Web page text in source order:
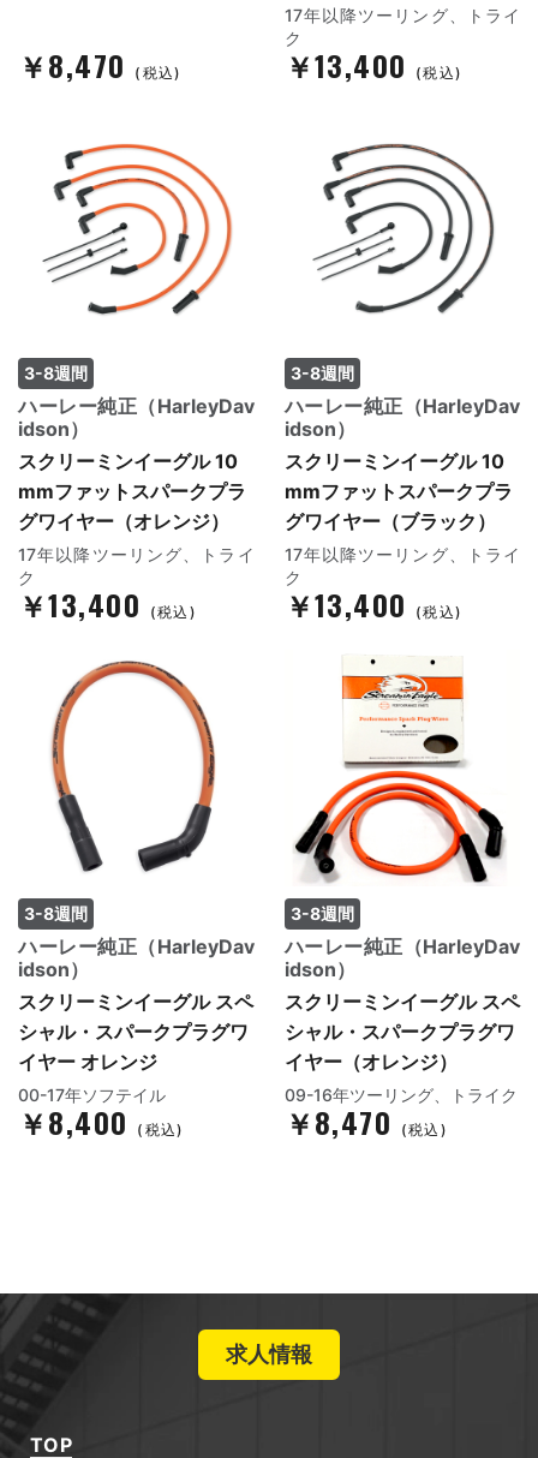
￥8,470 (税込)
17年以降ツーリング、トライ
ク
￥13,400 (税込)
3-8週間
ハーレー純正（HarleyDav
idson）
スクリーミンイーグル 10
mmファットスパークプラ
グワイヤー（オレンジ）
17年以降ツーリング、トライ
ク
￥13,400 (税込)
3-8週間
ハーレー純正（HarleyDav
idson）
スクリーミンイーグル 10
mmファットスパークプラ
グワイヤー（ブラック）
17年以降ツーリング、トライ
ク
￥13,400 (税込)
3-8週間
ハーレー純正（HarleyDav
idson）
スクリーミンイーグル スペ
シャル・スパークプラグワ
イヤー オレンジ
00-17年ソフテイル
￥8,400 (税込)
3-8週間
ハーレー純正（HarleyDav
idson）
スクリーミンイーグル スペ
シャル・スパークプラグワ
イヤー（オレンジ）
09-16年ツーリング、トライク
￥8,470 (税込)
求人情報
TOP